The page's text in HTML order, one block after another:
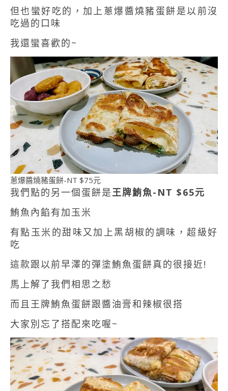
但也蠻好吃的，加上蔥爆醬燒豬蛋餅是以前沒
吃過的口味
我還蠻喜歡的~
蔥爆醬燒豬蛋餅-NT $75元
我們點的另一個蛋餅是王牌鮪魚-NT $65元
鮪魚內餡有加玉米
有點玉米的甜味又加上黑胡椒的調味，超級好
吃
這款跟以前早澤的彈塗鮪魚蛋餅真的很接近!
馬上解了我們相思之愁
而且王牌鮪魚蛋餅跟醬油膏和辣椒很搭
大家別忘了搭配來吃喔~